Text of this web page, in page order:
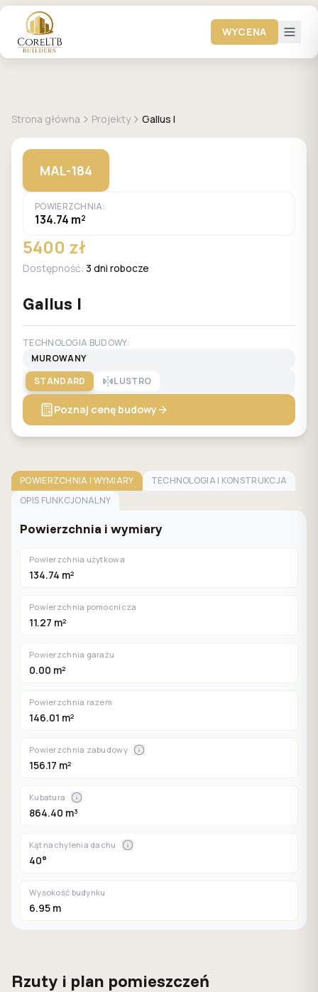
WYCENA
Strona główna Projekty Gallus I
MAL-184
POWIERZCHNIA:
134.74 m²
5400 zł
Dostępność: 3 dni robocze
Gallus I
TECHNOLOGIA BUDOWY:
MUROWANY
STANDARD
LUSTRO
Poznaj cenę budowy
POWIERZCHNIA I WYMIARY
TECHNOLOGIA I KONSTRUKCJA
OPIS FUNKCJONALNY
Powierzchnia i wymiary
Powierzchnia użytkowa
134.74 m²
Powierzchnia pomocnicza
11.27 m²
Powierzchnia garażu
0.00 m²
Powierzchnia razem
146.01 m²
Powierzchnia zabudowy
156.17 m²
Kubatura
864.40 m³
Kąt nachylenia dachu
40°
Wysokość budynku
6.95 m
Rzuty i plan pomieszczeń